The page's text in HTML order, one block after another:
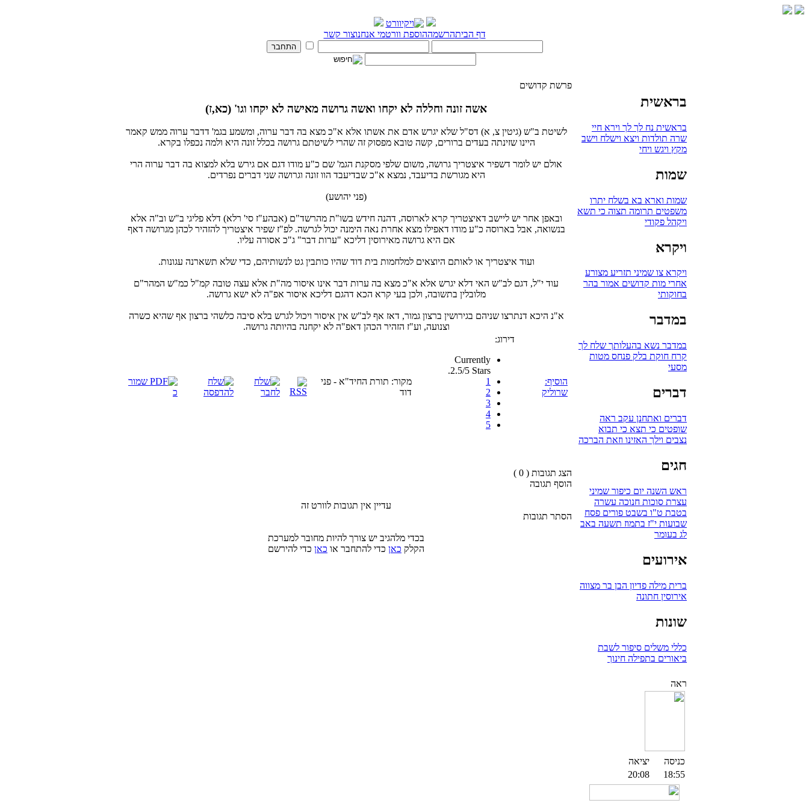
דף הביתהרשמההוספת וורטמי אנחנוצור קשר
בראשית
בראשית נח לך לך וירא חיי
שרה תולדות ויצא וישלח וישב
מקץ ויגש ויחי
שמות
שמות וארא בא בשלח יתרו
משפטים תרומה תצוה כי תשא
ויקהל פקודי
ויקרא
ויקרא צו שמיני תזריע מצורע
אחרי מות קדושים אמור בהר
בחוקותי
במדבר
במדבר נשא בהעלותך שלח לך
קרח חוקת בלק פנחס מטות
מסעי
דברים
דברים ואתחנן עקב ראה
שופטים כי תצא כי תבוא
נצבים וילך האזינו וזאת הברכה
חגים
ראש השנה יום כיפור שמיני
עצרת סוכות חנוכה עשרה
בטבת ט"ו בשבט פורים פסח
שבועות י"ז בתמוז תשעה באב
לג בעומר
אירועים
ברית מילה פדיון הבן בר מצווה
אירוסין חתונה
שונות
כללי משלים סיפור לשבת
ביאורים בתפילה חינוך
ראה
כניסה
יציאה
18:55
20:08
פרשת קדושים
אשה זונה וחללה לא יקחו ואשה גרושה מאישה לא יקחו וגו' (כא,ז)
לשיטת ב"ש (גיטין צ, א) דס"ל שלא יגרש אדם את אשתו אלא א"כ מצא בה דבר ערוה, ומשמע בגמ' דדבר ערוה ממש קאמר
היינו שזינתה בעדים ברורים, קשה טובא מפסוק זה שהרי לשיטתם גרושה בכלל זונה היא ולמה נכפלו בקרא.
אולם יש לומר דשפיר איצטריך גרושה, משום שלפי מסקנת הגמ' שם כ"ע מודו דגם אם גירש בלא למצוא בה דבר ערוה הרי
היא מגורשת בדיעבד, נמצא א"כ שבדיעבד הוו זונה וגרושה שני דברים נפרדים.
(פני יהושע)
ובאפן אחר יש ליישב דאיצטריך קרא לארוסה, דהנה חידש בשו"ת מהרשד"ם (אבהע"ז סי' רלא) דלא פליגי ב"ש וב"ה אלא
בנשואה, אבל בארוסה כ"ע מודו דאפילו מצא אחרת נאה הימנה יכול לגרשה. לפ"ז שפיר איצטריך להזהיר לכהן מגרושה דאף
אם היא גרושה מאירוסין דליכא "ערות דבר" ג"כ אסורה עליו.
ועוד איצטריך או לאותם היוצאים למלחמות בית דוד שהיו כותבין גט לנשותיהם, כדי שלא תשארנה עגונות.
עוד י"ל, דגם לב"ש האי דלא יגרש אלא א"כ מצא בה ערות דבר אינו איסור מה"ת אלא עצה טובה קמ"ל כמ"ש המהר"ם
מלובלין בתשובה, ולכן בעי קרא הכא דהגם דליכא איסור אפ"ה לא ישא גרושה.
א"נ היכא דנתרצו שניהם בגירושין ברצון גמור, דאז אף לב"ש אין איסור ויכול לגרש בלא סיבה כלשהי ברצון אף שהיא כשרה
וצנועה, וע"ז הזהיר הכהן דאפ"ה לא יקחנה בהיותה גרושה.
הוסיף:
שרוליק
דירוג:
Currently
2.5/5 Stars.
1
2
3
4
5
מקור: תורת החיד"א - פני
דוד
הצג תגובות ( 0 )
הוסף תגובה
עדיין אין תגובות לוורט זה
הסתר תגובות
בכדי מלהגיב יש צורך להיות מחובר למערכת
הקלק כאן כדי להתחבר או כאן כדי להירשם